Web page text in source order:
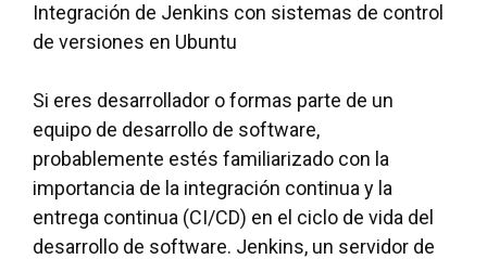
Integración de Jenkins con sistemas de control
de versiones en Ubuntu
Si eres desarrollador o formas parte de un
equipo de desarrollo de software,
probablemente estés familiarizado con la
importancia de la integración continua y la
entrega continua (CI/CD) en el ciclo de vida del
desarrollo de software. Jenkins, un servidor de